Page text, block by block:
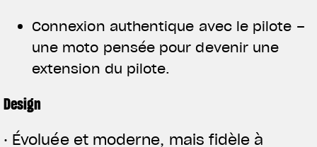
Connexion authentique avec le pilote –
une moto pensée pour devenir une
extension du pilote.
Design
· Évoluée et moderne, mais fidèle à